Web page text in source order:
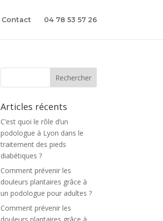
Contact 04 78 53 57 26
Articles récents
C’est quoi le rôle d’un
podologue à Lyon dans le
traitement des pieds
diabétiques ?
Comment prévenir les
douleurs plantaires grâce à
un podologue pour adultes ?
Comment prévenir les